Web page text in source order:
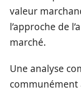
valeur
l’approche de
marché.
Une analyse
communément